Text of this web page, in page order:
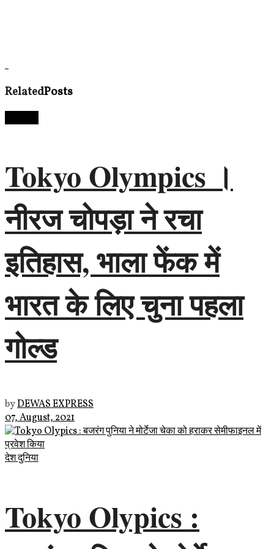
RelatedPosts
Tokyo Olympics ।
नीरज चोपड़ा ने रचा
इतिहास, भाला फेंक में
भारत के लिए चुना पहला
गोल्ड
byDEWAS EXPRESS
07, August, 2021
देश दुनिया
Tokyo Olypics :